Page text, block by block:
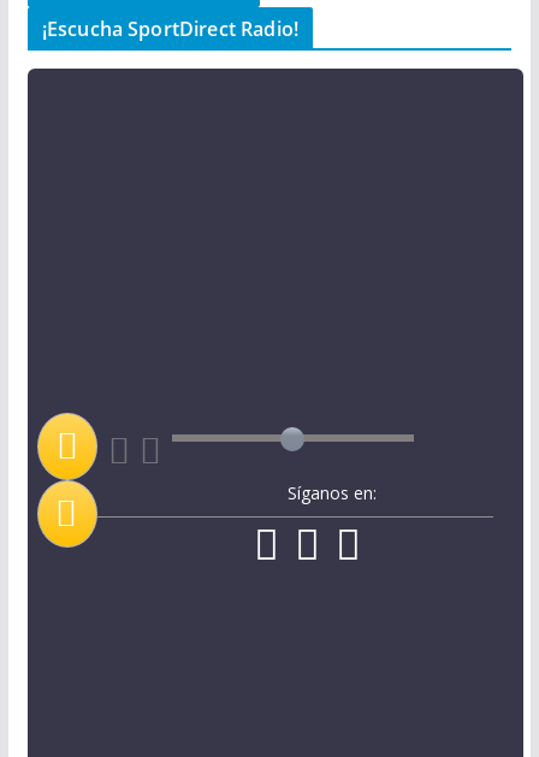
¡Escucha SportDirect Radio!
Síganos en: